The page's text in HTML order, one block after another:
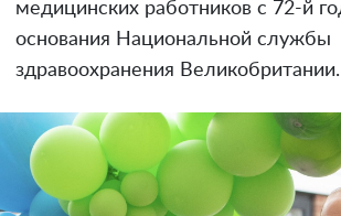
медицинских работников с 72-й
основания Национальной службы
здравоохранения Великобритании.